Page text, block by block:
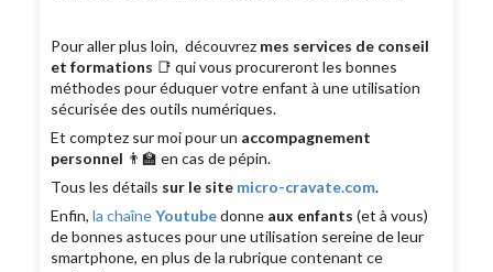
Pour aller plus loin, découvrez mes services de conseil
et formations 📑 qui vous procureront les bonnes
méthodes pour éduquer votre enfant à une utilisation
sécurisée des outils numériques.
Et comptez sur moi pour un accompagnement
personnel 👨‍🏫 en cas de pépin.
Tous les détails sur le site micro-cravate.com.
Enfin,la chaîneYoutube donne aux enfants (et à vous)
de bonnes astuces pour une utilisation sereine de leur
smartphone, en plus de la rubrique contenant ce